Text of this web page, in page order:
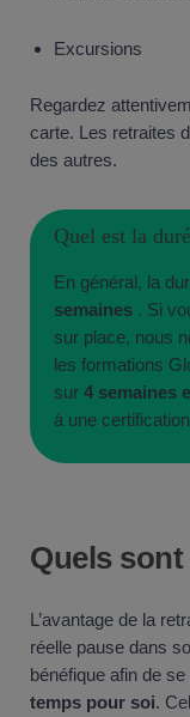
Excursions
Regardez
carte. Les retraites
des autres.
Quel est la
En général, la
semaines . Si
sur place, nous
les formations
sur 4 semaines
à une
Quels
L’avantage de la
réelle pause dans
bénéfique afin de se
temps pour soi.